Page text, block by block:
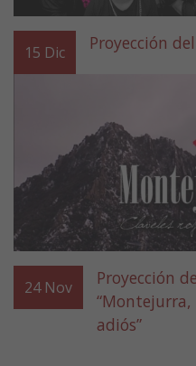
15 Dic Proyección
24 Nov
Proyección
“Montejurra,
adiós”